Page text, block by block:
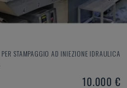
STAMPAGGIO AD INIEZIONE IDRAULICA
10.000 €